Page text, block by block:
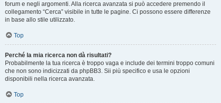
forum e negli argomenti. Alla ricerca avanzata si può accedere premendo il
collegamento “Cerca” visibile in tutte le pagine. Ci possono essere differenze
in base allo stile utilizzato.
Top
Perché la mia ricerca non dà risultati?
Probabilmente la tua ricerca è troppo vaga e include dei termini troppo comuni
che non sono indicizzati da phpBB3. Sii più specifico e usa le opzioni
disponibili nella ricerca avanzata.
Top